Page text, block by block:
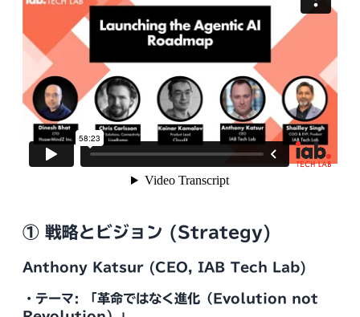
① 戦略とビジョン (Strategy)
Anthony Katsur (CEO, IAB Tech Lab)
・テーマ:
「革命ではなく進化（Evolution not